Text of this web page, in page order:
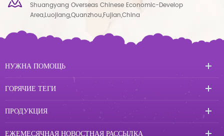
Shuangyang Overseas Chinese Economic-Develop
Area,Luojiang,Quanzhou,Fujian,China
НУЖНА ПОМОЩЬ
ГОРЯЧИЕ ТЕГИ
ПРОДУКЦИЯ